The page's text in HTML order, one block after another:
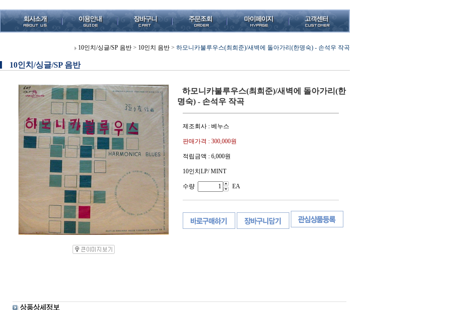
10인치/싱글/SP 음반 > 10인치 음반 > 하모니카불루우스(최희준)/새벽에 돌아가리(한명숙) - 손석우 작곡
10인치/싱글/SP 음반
하모니카불루우스(최희준)/새벽에 돌아가리(한
명숙) - 손석우 작곡
제조회사 : 베누스
판매가격 : 300,000원
적립금액 : 6,000원
10인치LP/ MINT
수량 EA